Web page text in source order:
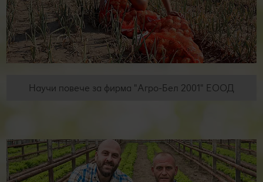
Научи повече за фирма "Агро-Бел 2001" ЕООД